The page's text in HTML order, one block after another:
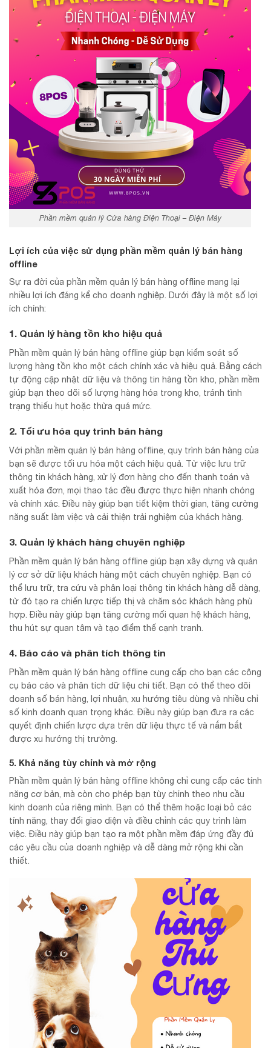
Phần mềm quản lý Cửa hàng Điện Thoại – Điện Máy
Lợi ích của việc sử dụng phần mềm quản lý bán hàng
offline
Sự ra đời của phần mềm quản lý bán hàng offline mang lại
nhiều lợi ích đáng kể cho doanh nghiệp. Dưới đây là một số lợi
ích chính:
1. Quản lý hàng tồn kho hiệu quả
Phần mềm quản lý bán hàng offline giúp bạn kiểm soát số
lượng hàng tồn kho một cách chính xác và hiệu quả. Bằng cách
tự động cập nhật dữ liệu và thông tin hàng tồn kho, phần mềm
giúp bạn theo dõi số lượng hàng hóa trong kho, tránh tình
trạng thiếu hụt hoặc thừa quá mức.
2. Tối ưu hóa quy trình bán hàng
Với phần mềm quản lý bán hàng offline, quy trình bán hàng của
bạn sẽ được tối ưu hóa một cách hiệu quả. Từ việc lưu trữ
thông tin khách hàng, xử lý đơn hàng cho đến thanh toán và
xuất hóa đơn, mọi thao tác đều được thực hiện nhanh chóng
và chính xác. Điều này giúp bạn tiết kiệm thời gian, tăng cường
năng suất làm việc và cải thiện trải nghiệm của khách hàng.
3. Quản lý khách hàng chuyên nghiệp
Phần mềm quản lý bán hàng offline giúp bạn xây dựng và quản
lý cơ sở dữ liệu khách hàng một cách chuyên nghiệp. Bạn có
thể lưu trữ, tra cứu và phân loại thông tin khách hàng dễ dàng,
từ đó tạo ra chiến lược tiếp thị và chăm sóc khách hàng phù
hợp. Điều này giúp bạn tăng cường mối quan hệ khách hàng,
thu hút sự quan tâm và tạo điểm thế cạnh tranh.
4. Báo cáo và phân tích thông tin
Phần mềm quản lý bán hàng offline cung cấp cho bạn các công
cụ báo cáo và phân tích dữ liệu chi tiết. Bạn có thể theo dõi
doanh số bán hàng, lợi nhuận, xu hướng tiêu dùng và nhiều chỉ
số kinh doanh quan trọng khác. Điều này giúp bạn đưa ra các
quyết định chiến lược dựa trên dữ liệu thực tế và nắm bắt
được xu hướng thị trường.
5. Khả năng tùy chỉnh và mở rộng
Phần mềm quản lý bán hàng offline không chỉ cung cấp các tính
năng cơ bản, mà còn cho phép bạn tùy chỉnh theo nhu cầu
kinh doanh của riêng mình. Bạn có thể thêm hoặc loại bỏ các
tính năng, thay đổi giao diện và điều chỉnh các quy trình làm
việc. Điều này giúp bạn tạo ra một phần mềm đáp ứng đầy đủ
các yêu cầu của doanh nghiệp và dễ dàng mở rộng khi cần
thiết.